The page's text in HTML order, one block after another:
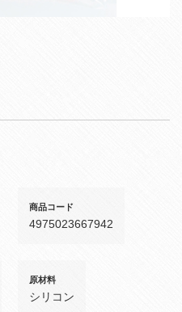
商品コード
4975023667942
原材料
シリコン